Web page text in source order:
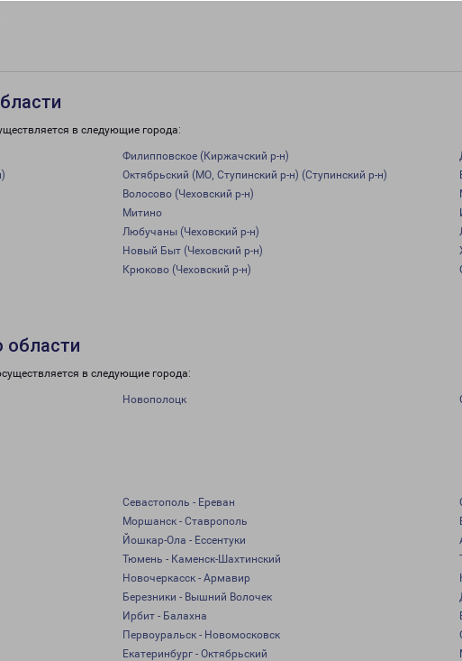
в следующие города:
Филипповское (Киржачский р-н)
Октябрьский (МО, Ступинский р-н) (Ступинский р-н)
Волосово (Чеховский р-н)
Митино
Любучаны (Чеховский р-н)
Новый Быт (Чеховский р-н)
Крюково (Чеховский р-н)
области
в следующие города:
Новополоцк
Севастополь - Ереван
Моршанск - Ставрополь
Йошкар-Ола - Ессентуки
Тюмень - Каменск-Шахтинский
Новочеркасск - Армавир
Березники - Вышний Волочек
Ирбит - Балахна
Первоуральск - Новомосковск
Екатеринбург - Октябрьский